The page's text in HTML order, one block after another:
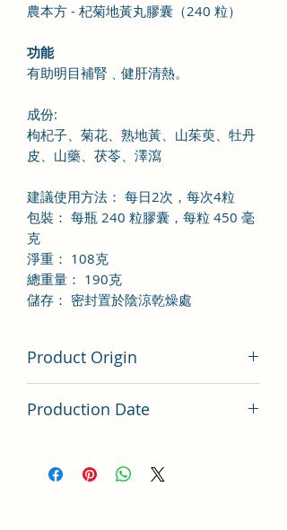
農本方 - 杞菊地黃丸膠囊（240 粒）
功能
有助明目補腎﹑健肝清熱。
成份:
枸杞子、菊花、熟地黃、山茱萸、牡丹
皮、山藥、茯苓、澤瀉
建議使用方法： 每日2次，每次4粒
包裝： 每瓶 240 粒膠囊，每粒 450 毫
克
淨重： 108克
總重量： 190克
儲存： 密封置於陰涼乾燥處
Product Origin
Production Date